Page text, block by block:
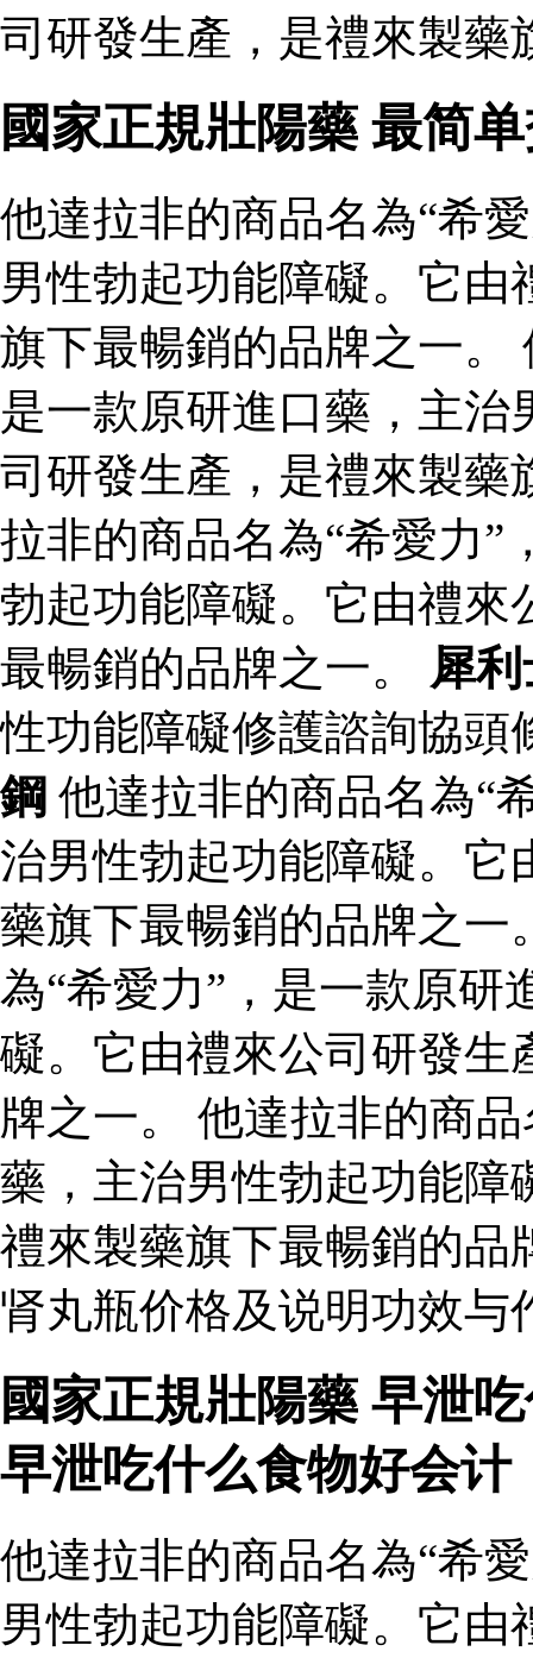
司研發生產，是禮來製藥
國家正規壯陽藥 最简
他達拉非的商品名為“希
男性勃起功能障礙。它
旗下最暢銷的品牌之一。
是一款原研進口藥，主
司研發生產，是禮來製藥
拉非的商品名為“希愛力”
勃起功能障礙。它由禮來
最暢銷的品牌之一。 犀
性功能障礙修護諮詢協頭
鋼 他達拉非的商品名為“
治男性勃起功能障礙。它
藥旗下最暢銷的品牌之一
為“希愛力”，是一款原研
礙。它由禮來公司研發生
牌之一。 他達拉非的商
藥，主治男性勃起功能障
禮來製藥旗下最暢銷的品
肾丸瓶价格及说明功效与
國家正規壯陽藥 早泄
早泄吃什么食物好会计
他達拉非的商品名為“希
男性勃起功能障礙。它